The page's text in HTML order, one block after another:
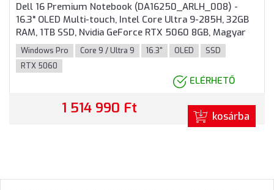
Dell 16 Premium Notebook (DA16250_ARLH_008) -
16.3" OLED Multi-touch, Intel Core Ultra 9-285H, 32GB
RAM, 1TB SSD, Nvidia GeForce RTX 5060 8GB, Magyar
billentyűzet, Windows 11 Professional, 3 év garancia,
Platinaszürke színben
Windows Pro Core 9 / Ultra 9 16.3" OLED
SSD
RTX 5060
ELÉRHETŐ
1 514 990 Ft kosárba